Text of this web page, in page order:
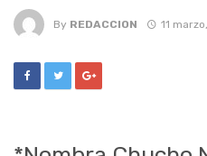
By REDACCION 11